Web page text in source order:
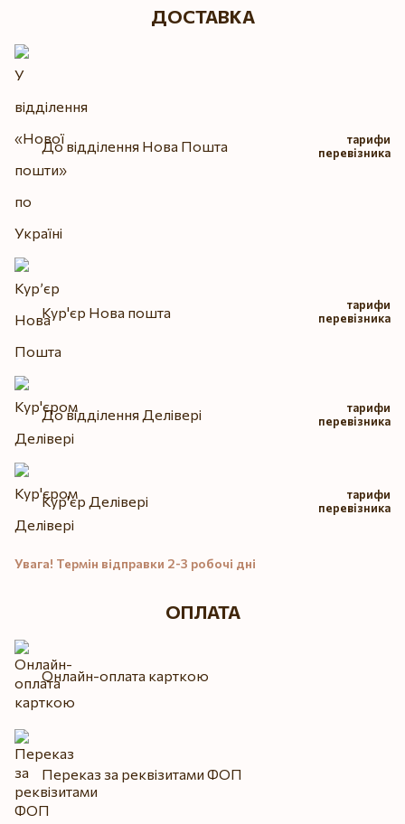
ДОСТАВКА
До відділення Нова Пошта
тарифи
перевізника
Кур'єр Нова пошта
тарифи
перевізника
До відділення Делівері
тарифи
перевізника
Кур'єр Делівері
тарифи
перевізника
Увага! Термін відправки 2-3 робочі дні
ОПЛАТА
Онлайн-оплата карткою
Переказ за реквізитами ФОП